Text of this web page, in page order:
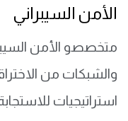
الأمن السيبراني
متخصصو الأمن
والشبكات من
استراتيجيات